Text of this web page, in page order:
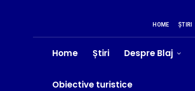
HOME ȘTIRI
Home Știri Despre Blaj
Obiective turistice